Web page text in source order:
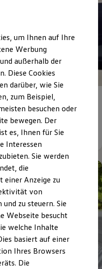
und Updates
ID.
um Ihnen auf Ihre
Werbung
außerhalb der
Diese Cookies
darüber, wie Sie
zum Beispiel,
besuchen oder
bewegen. Der
es, Ihnen für Sie
Interessen
Sie werden
die
einer Anzeige zu
von
und zu steuern. Sie
Webseite besucht
welche Inhalte
basiert auf einer
Ihres Browsers
Die